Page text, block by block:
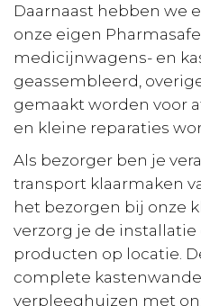
Daarnaast hebben we
onze eigen
medicijnwagens- en
geassembleerd,
gemaakt worden voor
en kleine reparaties
Als bezorger ben je
transport klaarmaken
het bezorgen bij onze
verzorg je de
producten op locatie.
complete
verpleeghuizen met